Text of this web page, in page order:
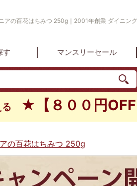
アの百花はちみつ 250g｜2001年創業 ダイニン
す マンスリーセール
る ★【８００円
の百花はちみつ 250g